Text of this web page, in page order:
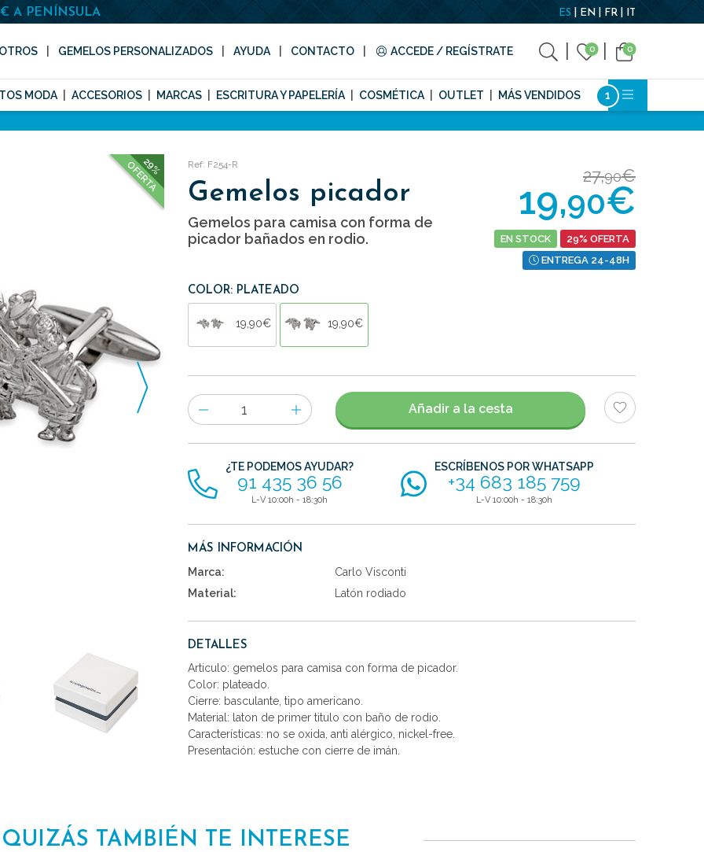
A PENÍNSULA ES EN FR IT
GEMELOS PERSONALIZADOS AYUDA CONTACTO ACCEDE / REGÍSTRATE 0 0
MODA ACCESORIOS MARCAS ESCRITURA Y PAPELERÍA COSMÉTICA OUTLET MÁS VENDIDOS
29%
OFERTA Ref: F254-R
Gemelos picador
Gemelos para camisa con forma de
picador bañados en rodio.
27,90€
19,90€
EN STOCK
29% OFERTA
ENTREGA 24-48H
COLOR: PLATEADO
19,90€ 19,90€
Número
de
artículos
Añadir a la cesta
¿TE PODEMOS AYUDAR?
91 435 36 56
L-V 10:00h - 18:30h
ESCRÍBENOS POR WHATSAPP
+34 683 185 759
L-V 10:00h - 18:30h
MÁS INFORMACIÓN
Marca:
Carlo Visconti
Material:
Latón rodiado
DETALLES
Articulo: gemelos para camisa con forma de picador.
Color: plateado.
Cierre: basculante, tipo americano.
Material: laton de primer titulo con baño de rodio.
Características: no se oxida, anti alérgico, nickel-free.
Presentación: estuche con cierre de imán.
QUIZÁS TAMBIÉN TE INTERESE